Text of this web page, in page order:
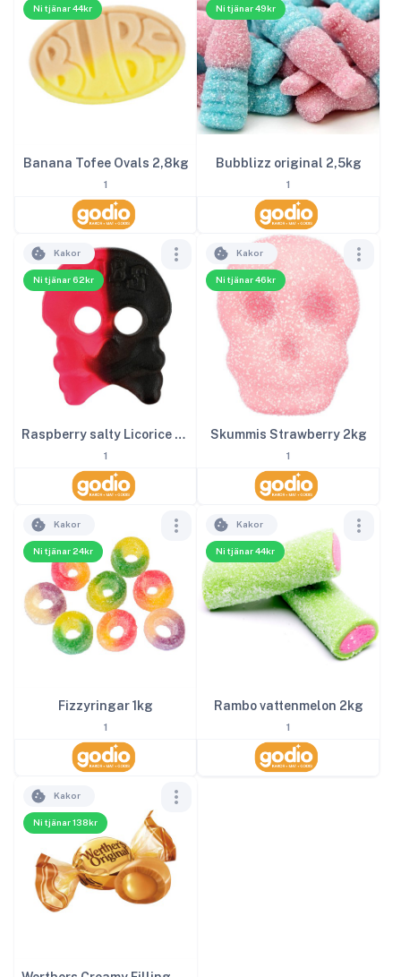
Ni tjänar 44kr
Banana Tofee Ovals 2,8kg
1
Ni tjänar 49kr
Bubblizz original 2,5kg
1
Ni tjänar 62kr
Kakor
Raspberry salty Licorice Skalle 4kg
1
Ni tjänar 46kr
Kakor
Skummis Strawberry 2kg
1
Ni tjänar 24kr
Kakor
Fizzyringar 1kg
1
Ni tjänar 44kr
Kakor
Rambo vattenmelon 2kg
1
Ni tjänar 138kr
Kakor